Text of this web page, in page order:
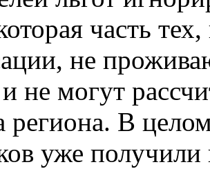
часть
не
не могут
региона. В
уже